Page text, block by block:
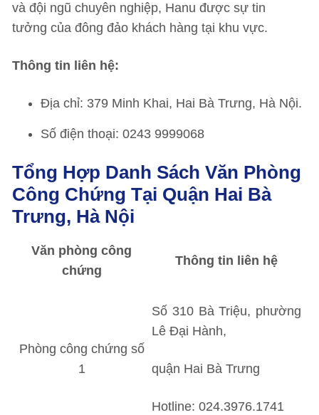
và đội ngũ chuyên nghiệp, Hanu được sự tin
tưởng của đông đảo khách hàng tại khu vực.
Thông tin liên hệ:
Địa chỉ: 379 Minh Khai, Hai Bà Trưng, Hà Nội.
Số điện thoại: 0243 9999068
Tổng Hợp Danh Sách Văn Phòng
Công Chứng Tại Quận Hai Bà
Trưng, Hà Nội
Văn phòng công
chứng
Thông tin liên hệ
Phòng công chứng số
1
Số 310 Bà Triệu, phường
Lê Đại Hành,
quận Hai Bà Trưng
Hotline: 024.3976.1741